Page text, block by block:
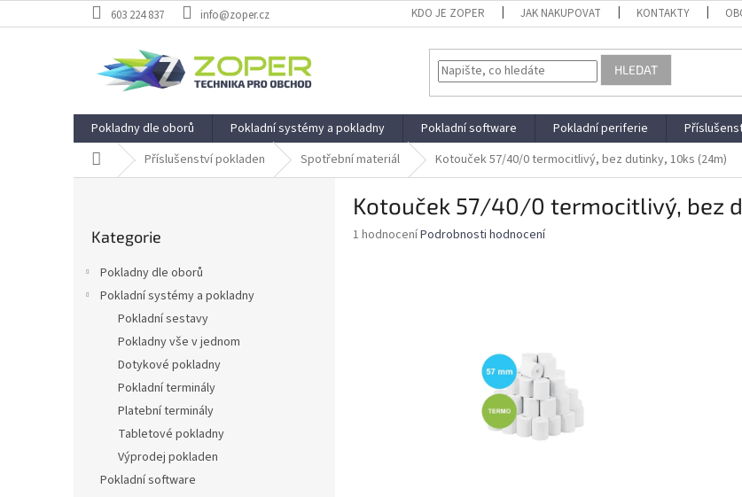
na
603 224 837 info@zoper.cz KDO JE ZOPER JAK NAKUPOVAT KONTAKTY
HLEDAT
Pokladny dle oborů Pokladní systémy a pokladny Pokladní software Pokladní periferie
Domů Příslušenství pokladen Spotřební materiál Kotouček 57/40/0 termocitlivý, bez dutinky, 10ks (24m)
kategorie
Kategorie
Pokladny dle oborů
Pokladní systémy a pokladny
Pokladní sestavy
Pokladny vše v jednom
Dotykové pokladny
Pokladní terminály
Platební terminály
Tabletové pokladny
Výprodej pokladen
Pokladní software
Kotouček 57/40/0 termocitlivý, bez
Průměrné
1 hodnoceníPodrobnosti hodnocení